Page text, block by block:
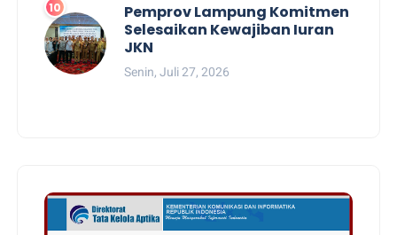
Pemprov Lampung Komitmen
Selesaikan Kewajiban Iuran
JKN
Senin, Juli 27, 2026